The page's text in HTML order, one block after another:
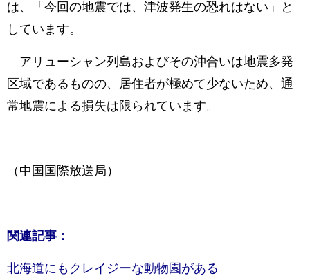
は、「今回の地震では、津波発生の恐れはない」と
しています。
アリューシャン列島およびその沖合いは地震多発
区域であるものの、居住者が極めて少ないため、通
常地震による損失は限られています。
（中国国際放送局）
関連記事：
北海道にもクレイジーな動物園がある